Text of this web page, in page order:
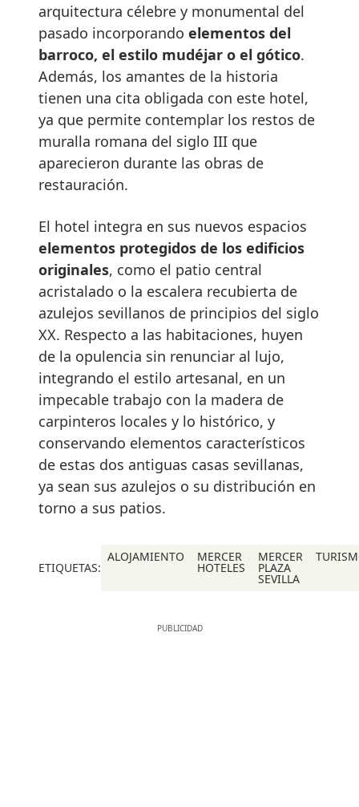
arquitectura célebre y monumental del
pasado incorporando elementos del
barroco, el estilo mudéjar o el gótico.
Además, los amantes de la historia
tienen una cita obligada con este hotel,
ya que permite contemplar los restos de
muralla romana del siglo III que
aparecieron durante las obras de
restauración.
El hotel integra en sus nuevos espacios
elementos protegidos de los edificios
originales, como el patio central
acristalado o la escalera recubierta de
azulejos sevillanos de principios del siglo
XX. Respecto a las habitaciones, huyen
de la opulencia sin renunciar al lujo,
integrando el estilo artesanal, en un
impecable trabajo con la madera de
carpinteros locales y lo histórico, y
conservando elementos característicos
de estas dos antiguas casas sevillanas,
ya sean sus azulejos o su distribución en
torno a sus patios.
ETIQUETAS:
ALOJAMIENTO MERCER
HOTELES
MERCER
PLAZA
SEVILLA